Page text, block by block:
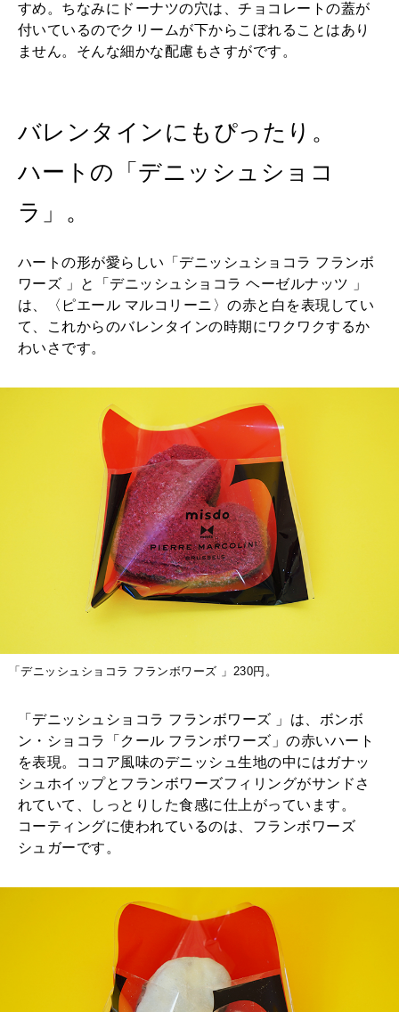
すめ。ちなみにドーナツの穴は、チョコレートの蓋が
付いているのでクリームが下からこぼれることはあり
ません。そんな細かな配慮もさすがです。
バレンタインにもぴったり。
ハートの「デニッシュショコ
ラ」。
ハートの形が愛らしい「デニッシュショコラ フランボ
ワーズ 」と「デニッシュショコラ ヘーゼルナッツ 」
は、〈ピエール マルコリーニ〉の赤と白を表現してい
て、これからのバレンタインの時期にワクワクするか
わいさです。
「デニッシュショコラ フランボワーズ 」230円。
「デニッシュショコラ フランボワーズ 」は、ボンボ
ン・ショコラ「クール フランボワーズ」の赤いハート
を表現。ココア風味のデニッシュ生地の中にはガナッ
シュホイップとフランボワーズフィリングがサンドさ
れていて、しっとりした食感に仕上がっています。
コーティングに使われているのは、フランボワーズ
シュガーです。